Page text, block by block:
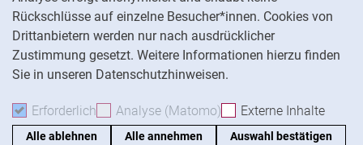
Rückschlüsse auf einzelne Besucher*innen. Cookies von
Drittanbietern werden nur nach ausdrücklicher
Zustimmung gesetzt. Weitere Informationen hierzu finden
Sie in unseren Datenschutzhinweisen.
Erforderlich Erforderliche Cookies akzeptieren
Analyse (Matomo) Analyse-Cookies
Externe Inhalte
Alle ablehnen Alle annehmen Auswahl bestätigen
Transparenter KI-Einsatz